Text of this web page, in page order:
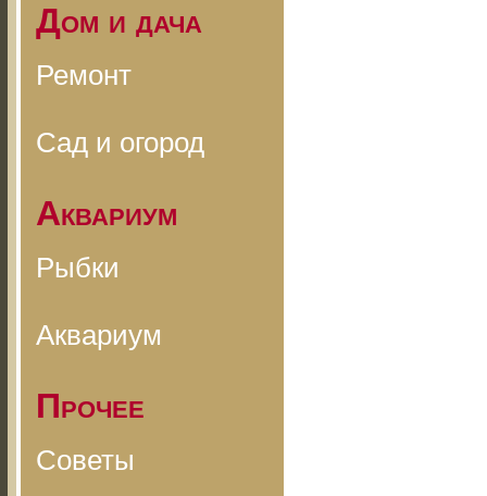
Дом и дача
Ремонт
Сад и огород
Аквариум
Рыбки
Аквариум
Прочее
Советы